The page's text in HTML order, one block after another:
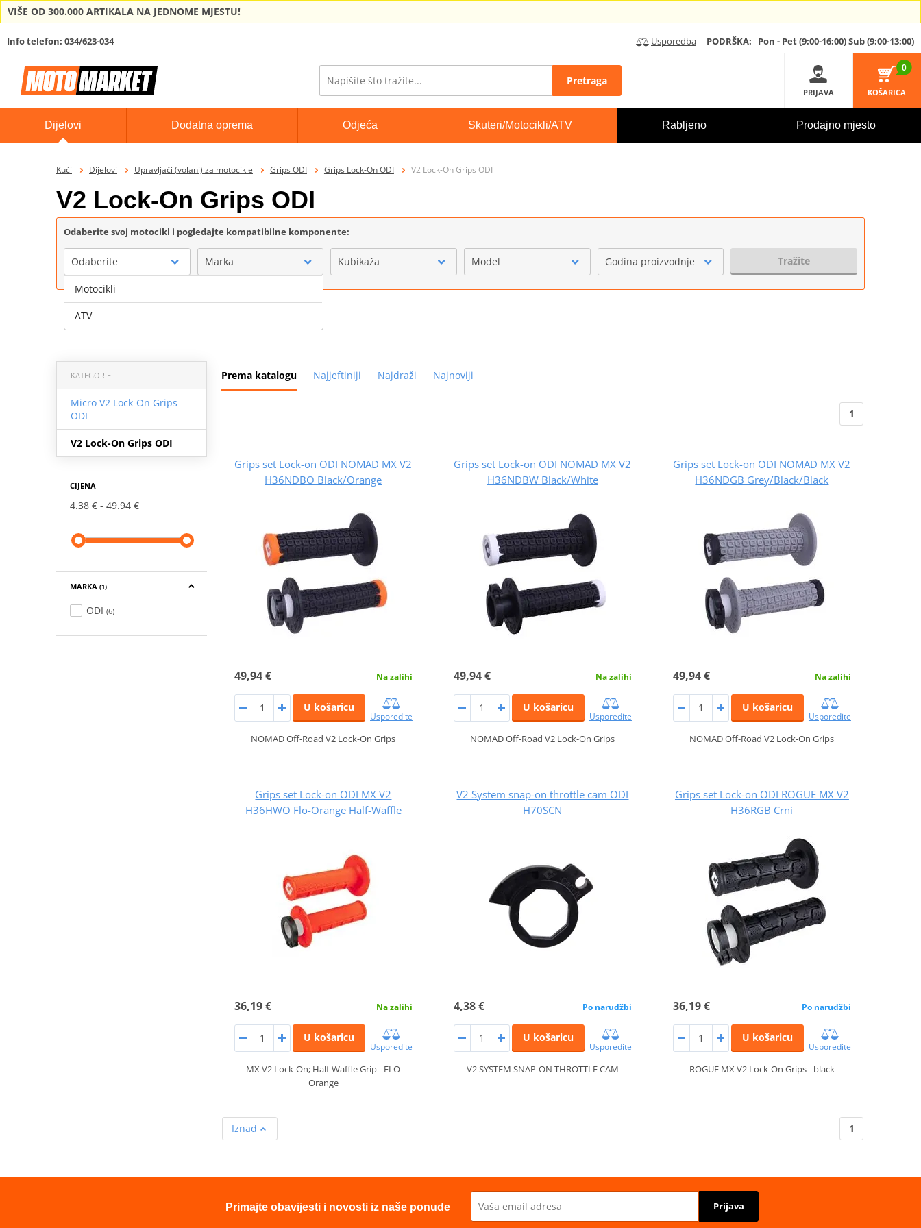
VIŠE OD 300.000 ARTIKALA NA JEDNOME MJESTU!
Info telefon: 034/623-034 Usporedba PODRŠKA: Pon - Pet (9:00-16:00)Sub (9:00-13:00)
Pretraga
PRIJAVA
0
KOŠARICA
Dijelovi Dodatna oprema Odjeća Skuteri/Motocikli/ATV Rabljeno Prodajno mjesto
Kući Dijelovi Upravljači (volani) za motocikle Grips ODI Grips Lock-On ODI V2 Lock-On Grips ODI
V2 Lock-On Grips ODI
Odaberite svoj motocikl i pogledajte kompatibilne komponente:
Odaberite Marka Kubikaža Model Godina proizvodnje Tražite
Prema katalogu Najjeftiniji Najdraži Najnoviji
KATEGORIE
Micro V2 Lock-On Grips
ODI
V2 Lock-On Grips ODI
CIJENA
4.38 € 49.94 €
MARKA (1)
ODI (6)
1
Grips set Lock-on ODI NOMAD MX V2
H36NDBO Black/Orange
49,94 € Na zalihi
U košaricu
Usporedite
NOMAD Off-Road V2 Lock-On Grips
Grips set Lock-on ODI NOMAD MX V2
H36NDBW Black/White
49,94 € Na zalihi
U košaricu
Usporedite
NOMAD Off-Road V2 Lock-On Grips
Grips set Lock-on ODI NOMAD MX V2
H36NDGB Grey/Black/Black
49,94 € Na zalihi
U košaricu
Usporedite
NOMAD Off-Road V2 Lock-On Grips
Grips set Lock-on ODI MX V2
H36HWO Flo-Orange Half-Waffle
36,19 € Na zalihi
U košaricu
Usporedite
MX V2 Lock-On; Half-Waffle Grip - FLO
Orange
V2 System snap-on throttle cam ODI
H70SCN
4,38 € Po narudžbi
U košaricu
Usporedite
V2 SYSTEM SNAP-ON THROTTLE CAM
Grips set Lock-on ODI ROGUE MX V2
H36RGB Crni
36,19 € Po narudžbi
U košaricu
Usporedite
ROGUE MX V2 Lock-On Grips - black
1
Iznad
Primajte obavijesti i novosti iz naše ponude Prijava
Motocikli
ATV